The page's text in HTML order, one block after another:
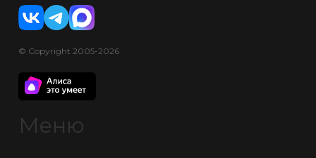
© Copyright 2005-2026
Меню